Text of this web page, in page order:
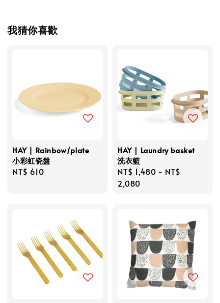
我猜你喜歡
HAY | Rainbow/plate
小彩虹瓷盤
Regular
NT$ 610
HAY | Laundry basket
洗衣籃
Regular
price
NT$ 1,480 - NT$
2,080